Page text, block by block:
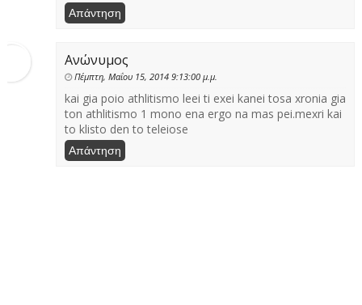
Απάντηση
Ανώνυμος
Πέμπτη, Μαΐου 15, 2014 9:13:00 μ.μ.
kai gia poio athlitismo leei ti exei kanei tosa xronia gia
ton athlitismo 1 mono ena ergo na mas pei.mexri kai
to klisto den to teleiose
Απάντηση